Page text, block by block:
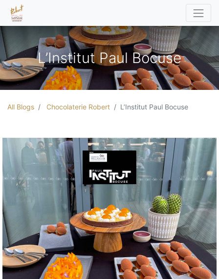
L’Institut Paul Bocuse
All Blogs Chocolaterie Robert L’Institut Paul Bocuse